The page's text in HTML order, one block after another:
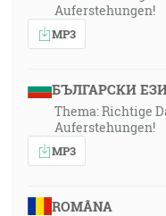
Auferstehungen!
MP3
БЪЛГАРСКИ
Thema: Richtige
Auferstehungen!
MP3
ROMÂNA